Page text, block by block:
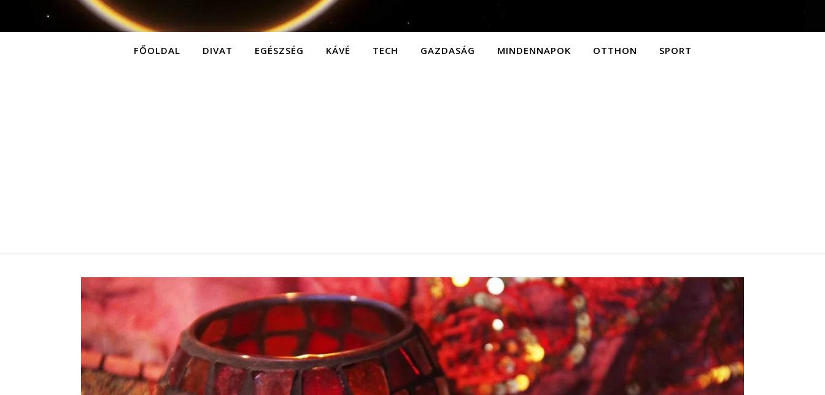
FŐOLDAL DIVAT EGÉSZSÉG KÁVÉ TECH GAZDASÁG MINDENNAPOK OTTHON SPORT